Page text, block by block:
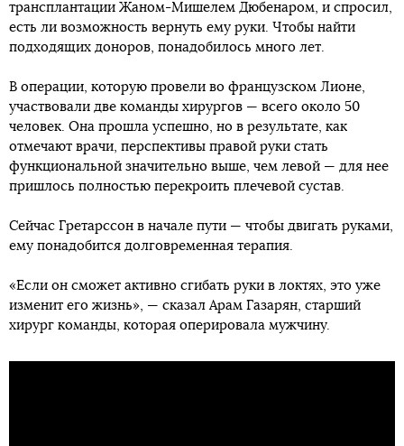
трансплантации Жаном-Мишелем Дюбенаром, и спросил,
есть ли возможность вернуть ему руки. Чтобы найти
подходящих доноров, понадобилось много лет.
В операции, которую провели во французском Лионе,
участвовали две команды хирургов — всего около 50
человек. Она прошла успешно, но в результате, как
отмечают врачи, перспективы правой руки стать
функциональной значительно выше, чем левой — для нее
пришлось полностью перекроить плечевой сустав.
Сейчас Гретарссон в начале пути — чтобы двигать руками,
ему понадобится долговременная терапия.
«Если он сможет активно сгибать руки в локтях, это уже
изменит его жизнь», — сказал Арам Газарян, старший
хирург команды, которая оперировала мужчину.